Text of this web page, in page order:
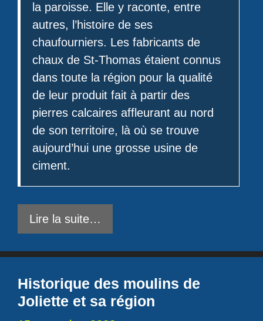
la paroisse. Elle y raconte, entre
autres, l’histoire de ses
chaufourniers. Les fabricants de
chaux de St-Thomas étaient connus
dans toute la région pour la qualité
de leur produit fait à partir des
pierres calcaires affleurant au nord
de son territoire, là où se trouve
aujourd’hui une grosse usine de
ciment.
Lire la suite…
Historique des moulins de
Joliette et sa région